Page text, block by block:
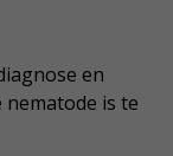
en
is te